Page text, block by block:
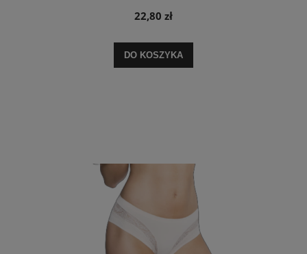
22,80 zł
DO KOSZYKA